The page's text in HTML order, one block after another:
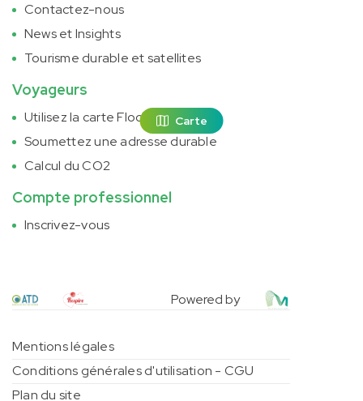
Carte
Contactez-nous
News et Insights
Tourisme durable et satellites
Voyageurs
Utilisez la carte Flockeo
Soumettez une adresse durable
Calcul du CO2
Compte professionnel
Inscrivez-vous
Powered by
Mentions légales
Conditions générales d'utilisation - CGU
Plan du site